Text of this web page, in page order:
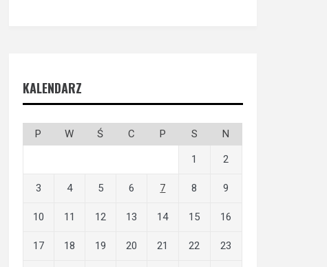
KALENDARZ
P W Ś C P S N
1 2
3 4 5 6 7 8 9
10 11 12 13 14 15 16
17 18 19 20 21 22 23